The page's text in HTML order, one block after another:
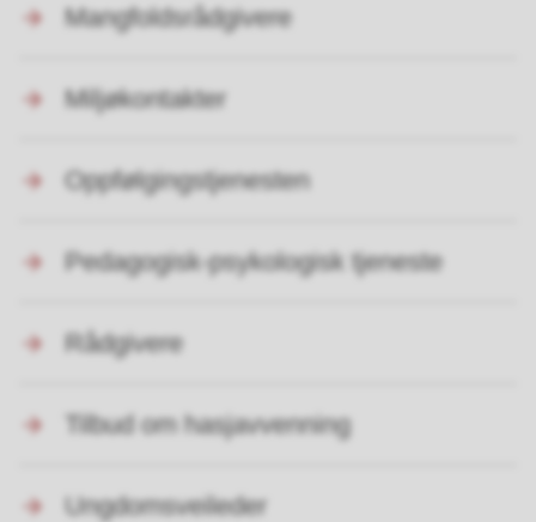
Mangfoldsrådgivere
Miljøkontakter
Oppfølgingstjenesten
Pedagogisk-psykologisk tjeneste
Rådgivere
Tilbud om hasjavvenning
Ungdomsveileder